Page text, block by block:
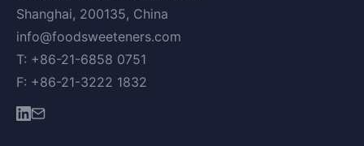
Shanghai, 200135, China
info@foodsweeteners.com
T: +86-21-6858 0751
F: +86-21-3222 1832